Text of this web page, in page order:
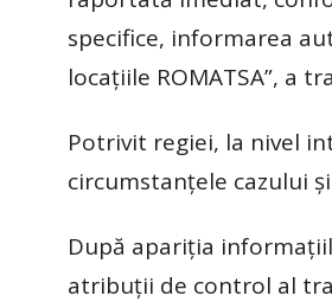
specifice, informarea
locațiile ROMATSA”, a
Potrivit regiei, la nivel
circumstanțele cazului
După apariția
atribuții de control al